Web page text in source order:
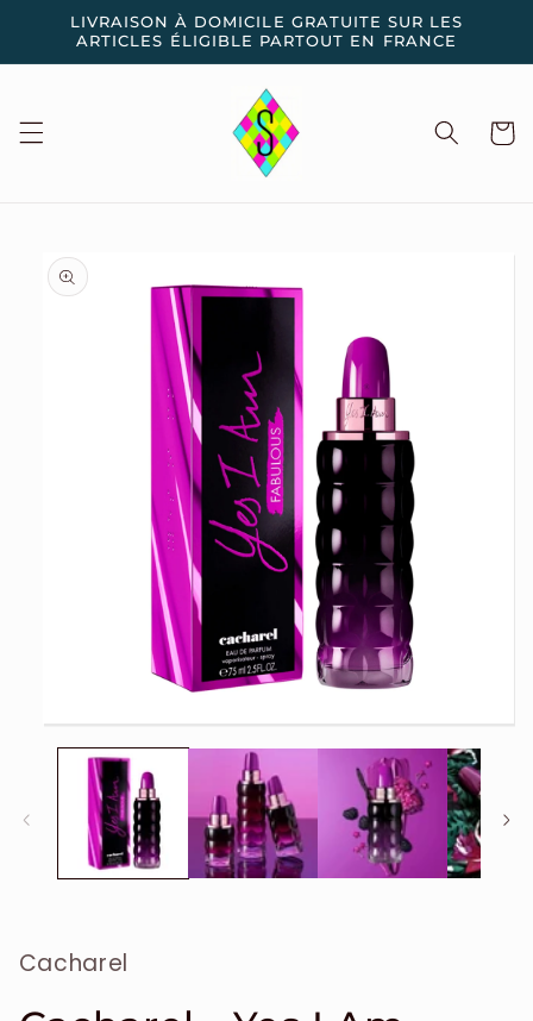
passer
contenu
LIVRAISON À DOMICILE GRATUITE SUR LES
ARTICLES ÉLIGIBLE PARTOUT EN FRANCE
Panier
Passer aux
informations
produits
fenêtre
modale
Cacharel